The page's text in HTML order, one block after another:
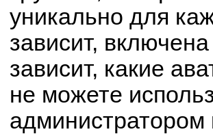
уникально для
зависит,
зависит, какие
не можете